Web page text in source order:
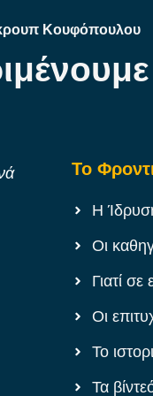
Κουφόπουλου
Το
Η
Οι
Γιατί σε
Οι
Το
Τα